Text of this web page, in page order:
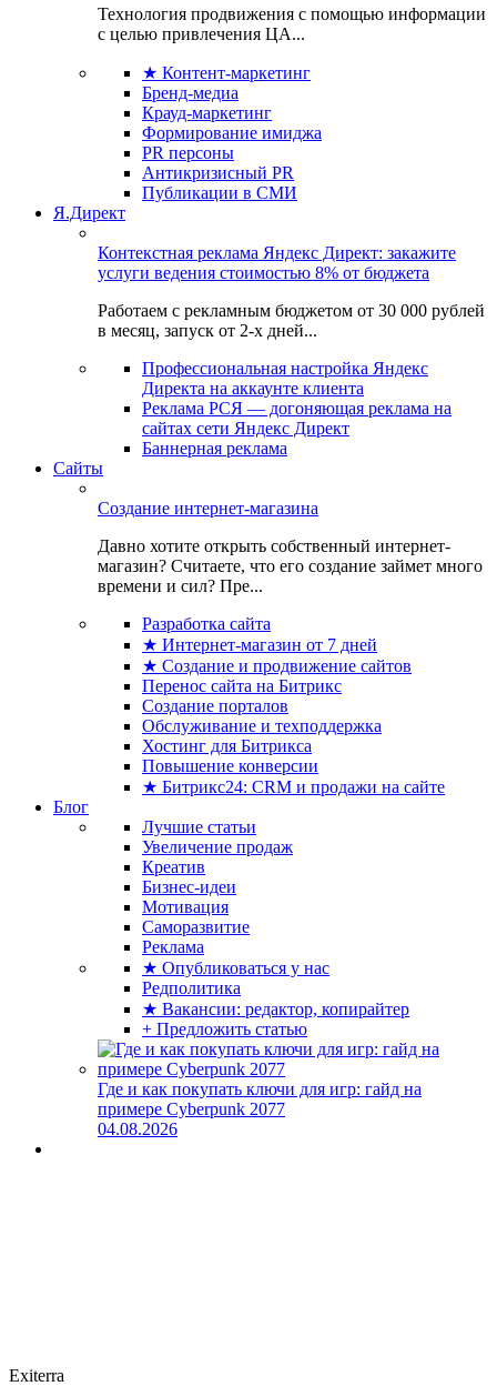
Технология продвижения с помощью информации
с целью привлечения ЦА...
★ Контент-маркетинг
Бренд-медиа
Крауд-маркетинг
Формирование имиджа
PR персоны
Антикризисный PR
Публикации в СМИ
Я.Директ
Контекстная реклама Яндекс Директ: закажите
услуги ведения стоимостью 8% от бюджета
Работаем с рекламным бюджетом от 30 000 рублей
в месяц, запуск от 2-х дней...
Профессиональная настройка Яндекс
Директа на аккаунте клиента
Реклама РСЯ — догоняющая реклама на
сайтах сети Яндекс Директ
Баннерная реклама
Сайты
Создание интернет-магазина
Давно хотите открыть собственный интернет-
магазин? Считаете, что его создание займет много
времени и сил? Пре...
Разработка сайта
★ Интернет-магазин от 7 дней
★ Создание и продвижение сайтов
Перенос сайта на Битрикс
Создание порталов
Обслуживание и техподдержка
Хостинг для Битрикса
Повышение конверсии
★ Битрикс24: CRM и продажи на сайте
Блог
Лучшие статьи
Увеличение продаж
Креатив
Бизнес-идеи
Мотивация
Саморазвитие
Реклама
★ Опубликоваться у нас
Редполитика
★ Вакансии: редактор, копирайтер
+ Предложить статью
Где и как покупать ключи для игр: гайд на
примере Cyberpunk 2077
04.08.2026
Exiterra